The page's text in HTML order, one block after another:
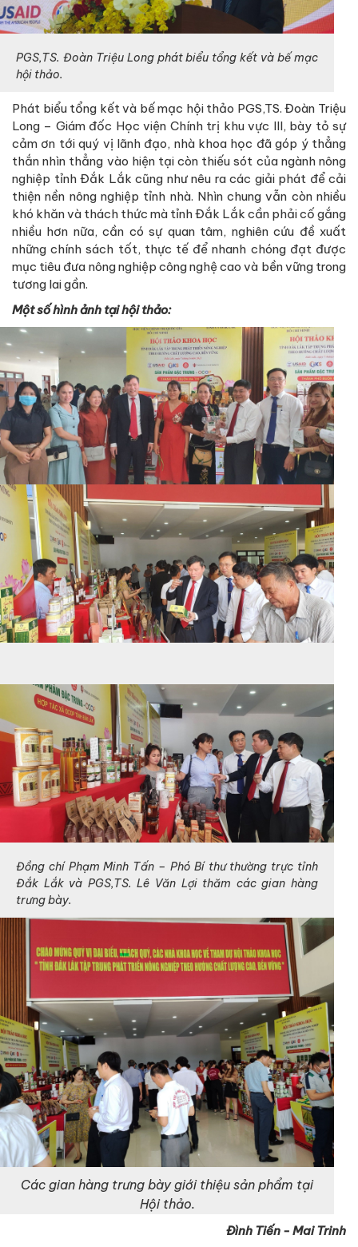
PGS,TS. Đoàn Triệu Long phát biểu tổng kết và bế mạc
hội thảo.
Phát biểu tổng kết và bế mạc hội thảo PGS,TS. Đoàn Triệu
Long – Giám đốc Học viện Chính trị khu vực III, bày tỏ sự
cảm ơn tới quý vị lãnh đạo, nhà khoa học đã góp ý thẳng
thắn nhìn thẳng vào hiện tại còn thiếu sót của ngành nông
nghiệp tỉnh Đắk Lắk cũng như nêu ra các giải phát để cải
thiện nền nông nghiệp tỉnh nhà. Nhìn chung vẫn còn nhiều
khó khăn và thách thức mà tỉnh Đắk Lắk cần phải cố gắng
nhiều hơn nữa, cần có sự quan tâm, nghiên cứu đề xuất
những chính sách tốt, thực tế để nhanh chóng đạt được
mục tiêu đưa nông nghiệp công nghệ cao và bền vững trong
tương lai gần.
Một số hình ảnh tại hội thảo:
Đồng chí Phạm Minh Tấn – Phó Bí thư thường trực tỉnh
Đắk Lắk và PGS,TS. Lê Văn Lợi thăm các gian hàng
trưng bày.
Các gian hàng trưng bày giới thiệu sản phẩm tại
Hội thảo.
Đình Tiến - Mai Trinh